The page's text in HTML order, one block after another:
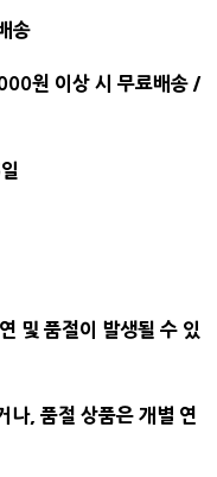
송
원 이상 시 무료배송 /
및 품절이 발생될 수 있
나, 품절 상품은 개별 연